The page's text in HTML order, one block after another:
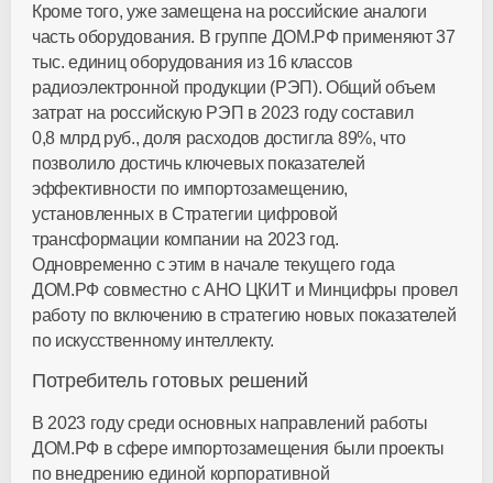
Кроме того, уже замещена на российские аналоги
часть оборудования. В группе ДОМ.РФ применяют 37
тыс. единиц оборудования из 16 классов
радиоэлектронной продукции (РЭП). Общий объем
затрат на российскую РЭП в 2023 году составил
0,8 млрд руб., доля расходов достигла 89%, что
позволило достичь ключевых показателей
эффективности по импортозамещению,
установленных в Стратегии цифровой
трансформации компании на 2023 год.
Одновременно с этим в начале текущего года
ДОМ.РФ совместно с АНО ЦКИТ и Минцифры провел
работу по включению в стратегию новых показателей
по искусственному интеллекту.
Потребитель готовых решений
В 2023 году среди основных направлений работы
ДОМ.РФ в сфере импортозамещения были проекты
по внедрению единой корпоративной